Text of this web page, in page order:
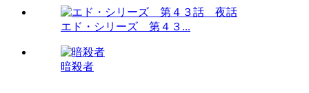
エド・シリーズ 第４３...
暗殺者